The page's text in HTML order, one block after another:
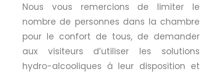
Nous vous remercions de limiter le
nombre de personnes dans la chambre
pour le confort de tous, de demander
aux visiteurs d’utiliser les solutions
hydro-alcooliques à leur disposition et